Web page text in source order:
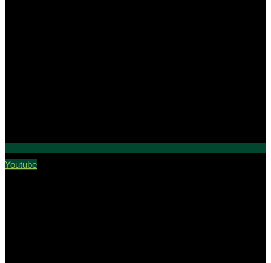
Youtube